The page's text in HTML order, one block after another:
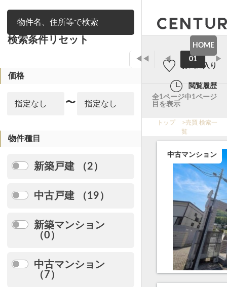
検索条件リセット
価格
〜
物件種目
新築戸建 （2）
中古戸建 （19）
新築マンション
（0）
中古マンション
（7）
HOME
お気に入り
閲覧履歴
◀◀ ◀ 01 ▶
全1ページ中1ページ
目を表示
トップ >売買 検索一
覧
中古マンション